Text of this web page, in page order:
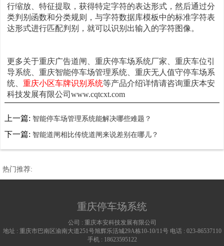
行缩放、特征提取，获得特定字符的表达形式，然后通过分
类判别函数和分类规则，与字符数据库模板中的标准字符表
达形式进行匹配判别，就可以识别出输入的字符图像。
更多关于重庆广告道闸、重庆停车场系统厂家、重庆车位引
导系统、重庆智能停车场管理系统、重庆无人值守停车场系
统、 重庆小区车牌识别系统等产品介绍详情请咨询重庆本安
科技发展有限公司www.cqtcxt.com
上一篇: 智能停车场管理系统能解决哪些难题？
下一篇: 智能道闸相比传统道闸来说差别在哪儿？
热门推荐:
重庆停车场系统
公司 : 重庆本安科技发展有限公司
地址 : 重庆市巴南区渝南大道251号旭辉乐活城29A栋10-10/11号 电话 : 023-86537110
手机 : 18623595122